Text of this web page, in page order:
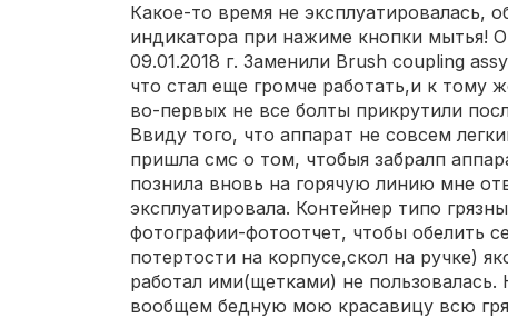
Какое-то время не эксплуатировалась,
индикатора при нажиме кнопки мытья!
09.01.2018 г. Заменили Brush coupling
что стал еще громче работать,и к
во-первых не все болты прикрутили
Ввиду того, что аппарат не совсем
пришла смс о том, чтобыя забралп
познила вновь на горячую линию мне
эксплуатировала. Контейнер типо
фотографии-фотоотчет, чтобы обелить
потертости на корпусе,скол на ручке)
работал ими(щетками) не
вообщем бедную мою красавицу всю